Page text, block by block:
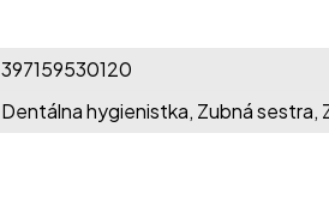
397159530120
Dentálna hygienistka, Zubná sestra,